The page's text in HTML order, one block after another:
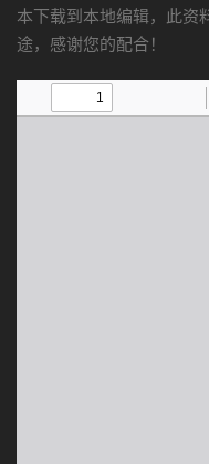
本下载到本地编辑，此资
途，感谢您的配合！